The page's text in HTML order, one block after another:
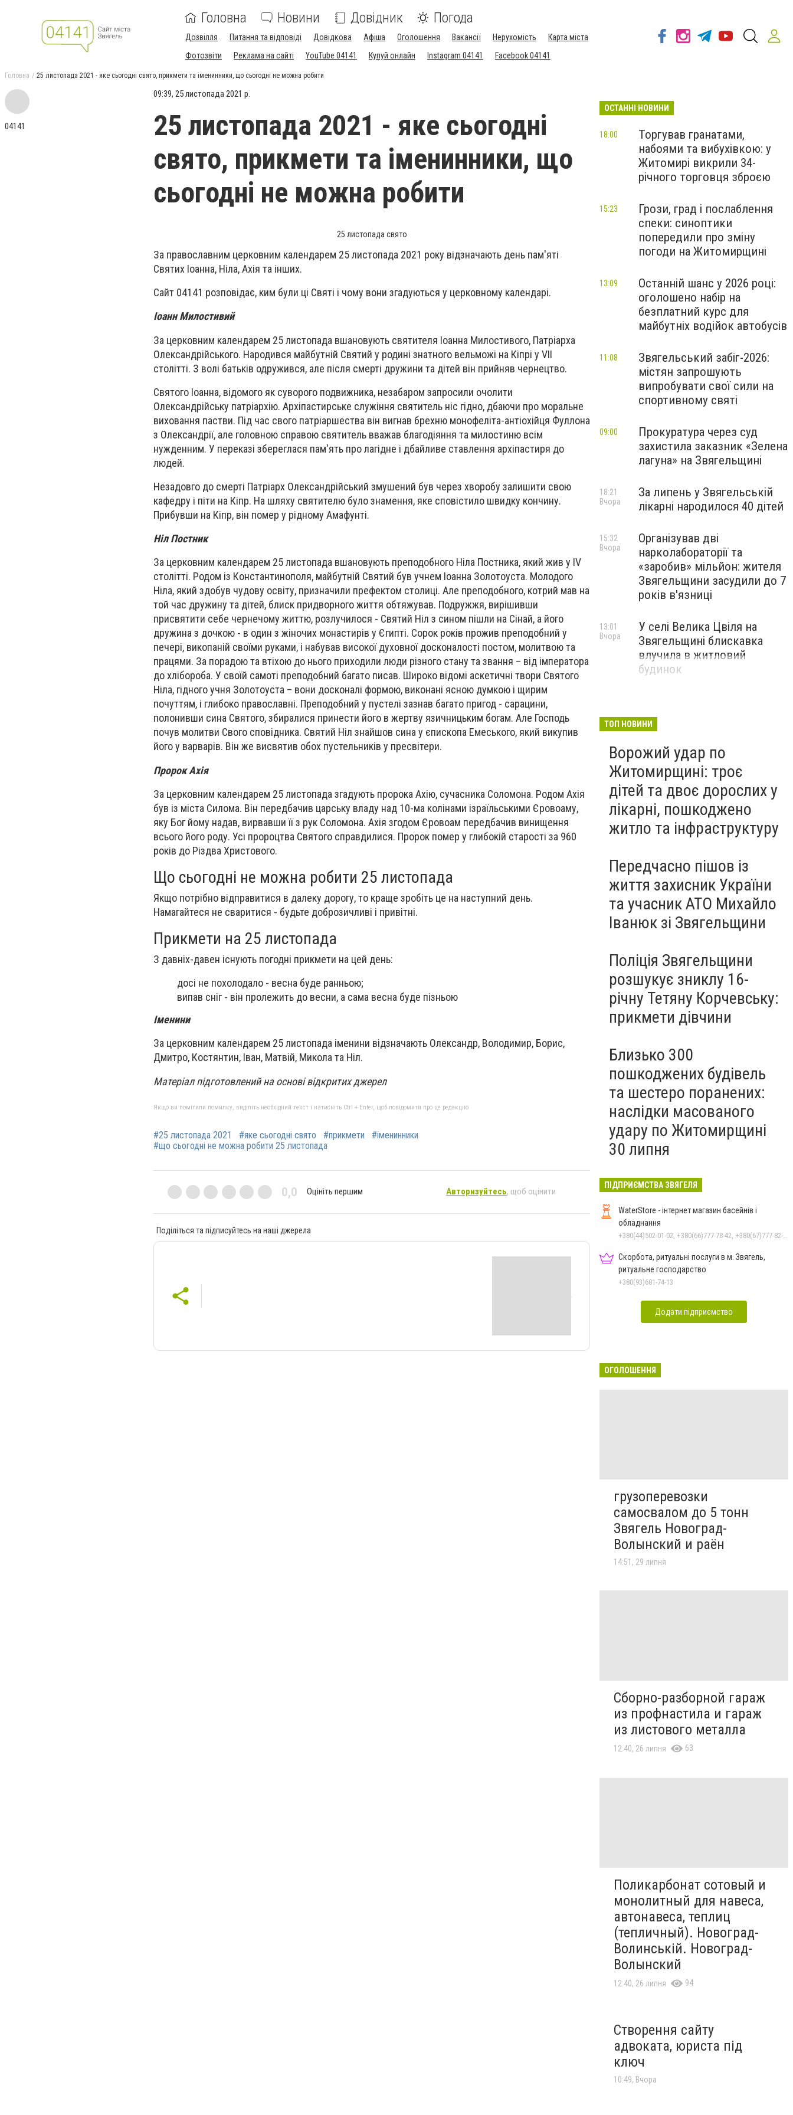
Головна Новини Довідник Погода
Дозвілля Питання та відповіді Довідкова Афіша Оголошення Вакансії Нерухомість
Карта міста
Фотозвіти
Реклама на сайті YouTube 04141 Купуй онлайн Instagram 04141 Facebook 04141
Головна 25 листопада 2021 - яке сьогодні свято, прикмети та іменинники, що сьогодні не можна робити
04141
09:39, 25 листопада 2021 р.
25 листопада 2021 - яке сьогодні
свято, прикмети та іменинники, що
сьогодні не можна робити
25 листопада свято
За православним церковним календарем 25 листопада 2021 року відзначають день пам'яті
Святих Іоанна, Ніла, Ахія та інших.
Сайт 04141 розповідає, ким були ці Святі і чому вони згадуються у церковному календарі.
Іоанн Милостивий
За церковним календарем 25 листопада вшановують святителя Іоанна Милостивого, Патріарха
Олександрійського. Народився майбутній Святий у родині знатного вельможі на Кіпрі у VII
столітті. З волі батьків одружився, але після смерті дружини та дітей він прийняв чернецтво.
Святого Іоанна, відомого як суворого подвижника, незабаром запросили очолити
Олександрійську патріархію. Архіпастирське служіння святитель ніс гідно, дбаючи про моральне
виховання пастви. Під час свого патріаршества він вигнав брехню монофеліта-антіохійця Фуллона
з Олександрії, але головною справою святитель вважав благодіяння та милостиню всім
нужденним. У переказі збереглася пам'ять про лагідне і дбайливе ставлення архіпастиря до
людей.
Незадовго до смерті Патріарх Олександрійський змушений був через хворобу залишити свою
кафедру і піти на Кіпр. На шляху святителю було знамення, яке сповістило швидку кончину.
Прибувши на Кіпр, він помер у рідному Амафунті.
Ніл Постник
За церковним календарем 25 листопада вшановують преподобного Ніла Постника, який жив у IV
столітті. Родом із Константинополя, майбутній Святий був учнем Іоанна Золотоуста. Молодого
Ніла, який здобув чудову освіту, призначили префектом столиці. Але преподобного, котрий мав на
той час дружину та дітей, блиск придворного життя обтяжував. Подружжя, вирішивши
присвятити себе чернечому життю, розлучилося - Святий Ніл з сином пішли на Сінай, а його
дружина з дочкою - в один з жіночих монастирів у Єгипті. Сорок років прожив преподобний у
печері, викопаній своїми руками, і набував високої духовної досконалості постом, молитвою та
працями. За порадою та втіхою до нього приходили люди різного стану та звання – від імператора
до хлібороба. У своїй самоті преподобний багато писав. Широко відомі аскетичні твори Святого
Ніла, гідного учня Золотоуста – вони досконалі формою, виконані ясною думкою і щирим
почуттям, і глибоко православні. Преподобний у пустелі зазнав багато пригод - сарацини,
полонивши сина Святого, збиралися принести його в жертву язичницьким богам. Але Господь
почув молитви Свого сповідника. Святий Ніл знайшов сина у єпископа Емеського, який викупив
його у варварів. Він же висвятив обох пустельників у пресвітери.
Пророк Ахія
За церковним календарем 25 листопада згадують пророка Ахію, сучасника Соломона. Родом Ахія
був із міста Силома. Він передбачив царську владу над 10-ма колінами ізраїльськими Єровоаму,
яку Бог йому надав, вирвавши її з рук Соломона. Ахія згодом Єровоам передбачив винищення
всього його роду. Усі пророцтва Святого справдилися. Пророк помер у глибокій старості за 960
років до Різдва Христового.
Що сьогодні не можна робити 25 листопада
Якщо потрібно відправитися в далеку дорогу, то краще зробіть це на наступний день.
Намагайтеся не сваритися - будьте доброзичливі і привітні.
Прикмети на 25 листопада
З давніх-давен існують погодні прикмети на цей день:
досі не похолодало - весна буде ранньою;
випав сніг - він пролежить до весни, а сама весна буде пізньою
Іменини
За церковним календарем 25 листопада іменини відзначають Олександр, Володимир, Борис,
Дмитро, Костянтин, Іван, Матвій, Микола та Ніл.
Матеріал підготовлений на основі відкритих джерел
Якщо ви помітили помилку, виділіть необхідний текст і натисніть Ctrl + Enter, щоб повідомити про це редакцію
#25 листопада 2021 #яке сьогодні свято #прикмети
#іменинники
#що сьогодні не можна робити 25 листопада
0,0 Оцініть першим Авторизуйтесь, щоб оцінити
Поділіться та підписуйтесь на наші джерела
ОСТАННІ НОВИНИ
Торгував гранатами,
набоями та вибухівкою: у
Житомирі викрили 34-
річного торговця зброєю
18:00
Грози, град і послаблення
спеки: синоптики
попередили про зміну
погоди на Житомирщині
15:23
Останній шанс у 2026 році:
оголошено набір на
безплатний курс для
майбутніх водійок автобусів
13:09
Звягельський забіг-2026:
містян запрошують
випробувати свої сили на
спортивному святі
11:08
Прокуратура через суд
захистила заказник «Зелена
лагуна» на Звягельщині
09:00
За липень у Звягельській
лікарні народилося 40 дітей
18:21
Вчора
Організував дві
нарколабораторії та
«заробив» мільйон: жителя
Звягельщини засудили до 7
років в'язниці
15:32
Вчора
У селі Велика Цвіля на
Звягельщині блискавка
влучила в житловий
будинок
13:01
Вчора
ТОП НОВИНИ
Ворожий удар по
Житомирщині: троє
дітей та двоє дорослих у
лікарні, пошкоджено
житло та інфраструктуру
Передчасно пішов із
життя захисник України
та учасник АТО Михайло
Іванюк зі Звягельщини
Поліція Звягельщини
розшукує зниклу 16-
річну Тетяну Корчевську:
прикмети дівчини
Близько 300
пошкоджених будівель
та шестеро поранених:
наслідки масованого
удару по Житомирщині
30 липня
ПІДПРИЄМСТВА ЗВЯГЕЛЯ
WaterStore - інтернет магазин басейнів і
обладнання
+380(44)502-01-02, +380(66)777-78-42, +380(67)777-82-19, +380(67)890-80-80, +380(73)890-80-80, +380(44)502-01-03
Скорбота, ритуальні послуги в м. Звягель,
ритуальне господарство
+380(93)681-74-13
Додати підприємство
ОГОЛОШЕННЯ
грузоперевозки
самосвалом до 5 тонн
Звягель Новоград-
Волынский и раён
14:51, 29 липня
Сборно-разборной гараж
из профнастила и гараж
из листового металла
12:40, 26 липня 63
Поликарбонат сотовый и
монолитный для навеса,
автонавеса, теплиц
(тепличный). Новоград-
Волинській. Новоград-
Волынский
12:40, 26 липня 94
Створення сайту
адвоката, юриста під
ключ
10:49, Вчора